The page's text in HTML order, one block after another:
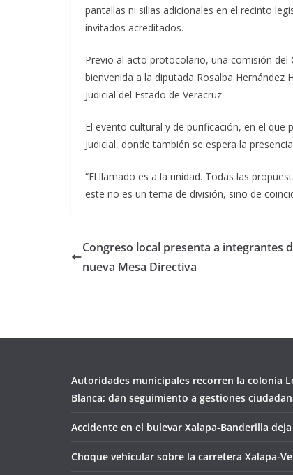
pantallas ni sillas adicionales en el recinto
invitados acreditados.
Previo al acto protocolario, una comisión
bienvenida a la diputada Rosalba Hernández
Judicial del Estado de Veracruz.
El evento cultural y de purificación, en el
Judicial, donde también se espera la
“El llamado es a la unidad. Todas las
este no es un tema de división, sino de
Congreso local presenta a integrantes
nueva Mesa Directiva
Autoridades municipales recorren la colonia
Blanca; dan seguimiento a gestiones
Accidente en el bulevar Xalapa-Banderilla
Choque vehicular sobre la carretera Xalapa-